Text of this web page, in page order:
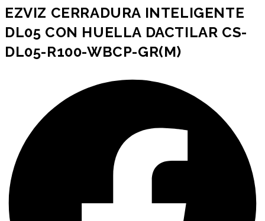
EZVIZ CERRADURA INTELIGENTE
DL05 CON HUELLA DACTILAR CS-
DL05-R100-WBCP-GR(M)